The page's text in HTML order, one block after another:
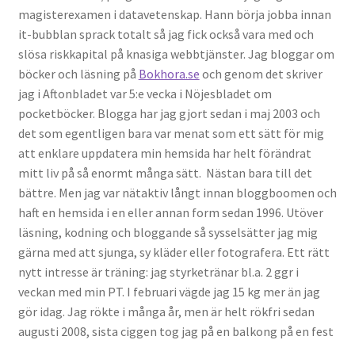
magisterexamen i datavetenskap. Hann börja jobba innan
it-bubblan sprack totalt så jag fick också vara med och
slösa riskkapital på knasiga webbtjänster. Jag bloggar om
böcker och läsning på Bokhora.se och genom det skriver
jag i Aftonbladet var 5:e vecka i Nöjesbladet om
pocketböcker. Blogga har jag gjort sedan i maj 2003 och
det som egentligen bara var menat som ett sätt för mig
att enklare uppdatera min hemsida har helt förändrat
mitt liv på så enormt många sätt. Nästan bara till det
bättre. Men jag var nätaktiv långt innan bloggboomen och
haft en hemsida i en eller annan form sedan 1996. Utöver
läsning, kodning och bloggande så sysselsätter jag mig
gärna med att sjunga, sy kläder eller fotografera. Ett rätt
nytt intresse är träning: jag styrketränar bl.a. 2 ggr i
veckan med min PT. I februari vägde jag 15 kg mer än jag
gör idag. Jag rökte i många år, men är helt rökfri sedan
augusti 2008, sista ciggen tog jag på en balkong på en fest